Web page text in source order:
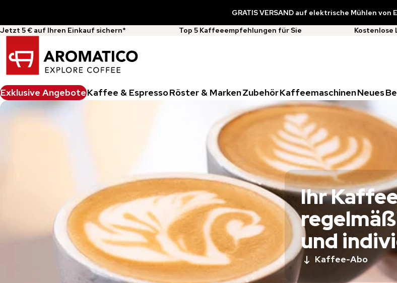
GRATIS VERSAND auf elektrische Mühlen von
Jetzt 5 € auf Ihren Einkauf sichern*
Top 5 Kaffeeempfehlungen für Sie Kostenlose
Exklusive AngeboteKaffee & EspressoRöster & MarkenZubehörKaffeemaschinenNeues
Ihr
und
Kaffee-Abo